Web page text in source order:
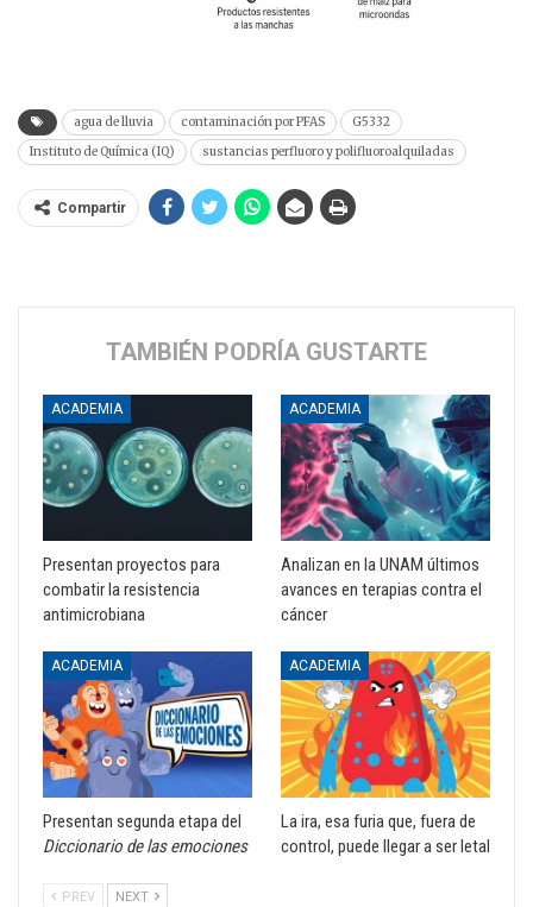
agua de lluvia contaminación por PFAS
G5332
Instituto de Química (IQ)
sustancias perfluoro y polifluoroalquiladas
Compartir
TAMBIÉN PODRÍA GUSTARTE
ACADEMIA
Presentan proyectos para
combatir la resistencia
antimicrobiana
ACADEMIA
Analizan en la UNAM últimos
avances en terapias contra el
cáncer
ACADEMIA
Presentan segunda etapa del
Diccionario de las emociones
ACADEMIA
La ira, esa furia que, fuera de
control, puede llegar a ser letal
PREV NEXT